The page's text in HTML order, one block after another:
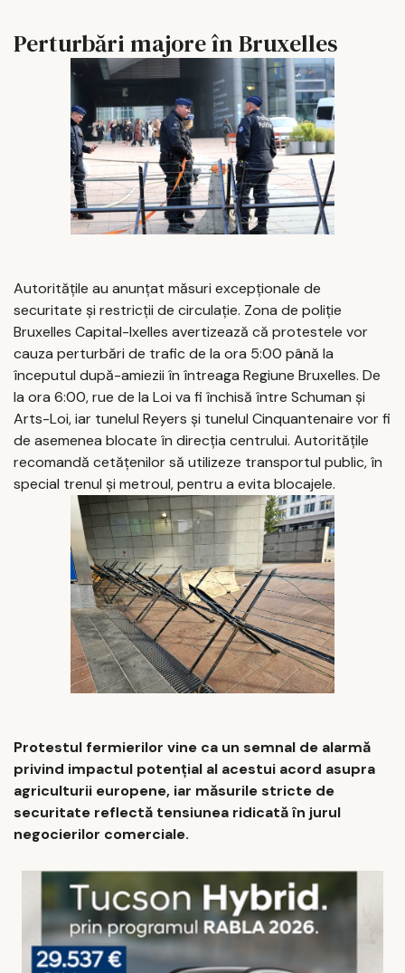
Perturbări majore în Bruxelles
Autoritățile au anunțat măsuri excepționale de
securitate și restricții de circulație. Zona de poliție
Bruxelles Capital-Ixelles avertizează că protestele vor
cauza perturbări de trafic de la ora 5:00 până la
începutul după-amiezii în întreaga Regiune Bruxelles. De
la ora 6:00, rue de la Loi va fi închisă între Schuman și
Arts-Loi, iar tunelul Reyers și tunelul Cinquantenaire vor fi
de asemenea blocate în direcția centrului. Autoritățile
recomandă cetățenilor să utilizeze transportul public, în
special trenul și metroul, pentru a evita blocajele.
Protestul fermierilor vine ca un semnal de alarmă
privind impactul potențial al acestui acord asupra
agriculturii europene, iar măsurile stricte de
securitate reflectă tensiunea ridicată în jurul
negocierilor comerciale.